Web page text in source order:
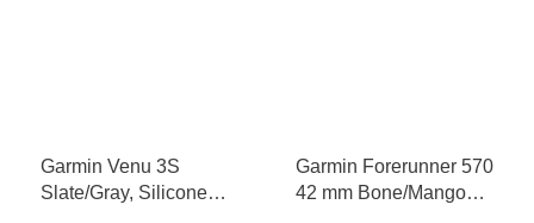
Garmin Venu 3S
Slate/Gray, Silicone
Garmin Forerunner 570
42 mm Bone/Mango